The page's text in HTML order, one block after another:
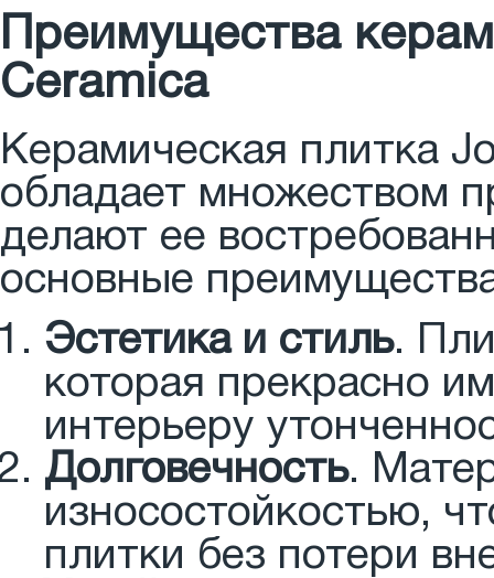
Преимущества
Ceramica
Керамическая плитка
обладает множеством
делают ее
основные
Эстетика и стиль.
которая прекрасно
интерьеру
Долговечность.
износостойкостью,
плитки без потери